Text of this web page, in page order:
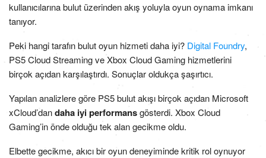
kullanıcılarına bulut üzerinden akış yoluyla oyun oynama imkanı
tanıyor.
Peki hangi tarafın bulut oyun hizmeti daha iyi? Digital Foundry,
PS5 Cloud Streaming ve Xbox Cloud Gaming hizmetlerini
birçok açıdan karşılaştırdı. Sonuçlar oldukça şaşırtıcı.
Yapılan analizlere göre PS5 bulut akışı birçok açıdan Microsoft
xCloud’dandaha iyi performansgösterdi. Xbox Cloud
Gaming’in önde olduğu tek alan gecikme oldu.
Elbette gecikme, akıcı bir oyun deneyiminde kritik rol oynuyor